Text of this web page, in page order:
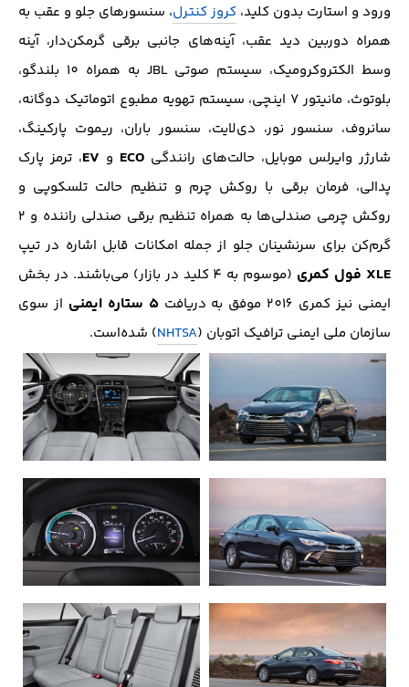
ورود و استارت بدون کلید، کروز کنترل، سنسور‌های جلو و عقب به
همراه دوربین دید عقب، آینه‌های جانبی برقی گرمکن‌دار، آینه
وسط الکتروکرومیک، سیستم صوتی JBL به همراه 10 بلندگو،
بلوتوث، مانیتور 7 اینچی، سیستم تهویه مطبوع اتوماتیک دوگانه،
سانروف، سنسور نور، دی‌لایت، سنسور باران، ریموت پارکینگ،
شارژر وایرلس موبایل، حالت‌های رانندگی ECO و EV، ترمز پارک
پدالی، فرمان برقی با روکش چرم و تنظیم حالت تلسکوپی و
روکش چرمی صندلی‌ها به همراه تنظیم برقی صندلی راننده و 2
گرم‌کن برای سرنشینان جلو از جمله امکانات قابل اشاره در تیپ
XLE فول کمری
(موسوم به 4 کلید در بازار) می‌باشند. در بخش
ایمنی نیز کمری 2016 موفق به دریافت
5 ستاره ایمنی
از سوی
سازمان ملی ایمنی ترافیک اتوبان (NHTSA) شده‌است.